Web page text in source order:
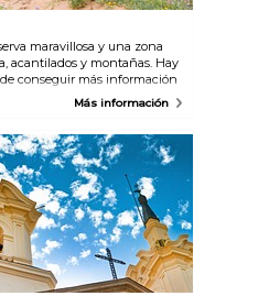
maravillosa y una zona
acantilados y montañas. Hay
conseguir más información
rutas de senderismo.
Más información